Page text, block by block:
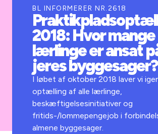
Kurser og arrangementer
Jobportalen
BL INFORMERER NR.2618
2018: Hvor mange
lærlinge er ansat
jeres byggesager?
I løbet af oktober 2018 laver vi
optælling af alle lærlinge,
beskæftigelsesinitiativer og
fritids-/lommepengejob i
almene byggesager.